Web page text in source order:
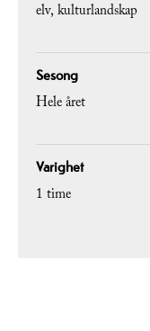
elv kulturlandskap
Sesong
Hele året
Varighet
1 time